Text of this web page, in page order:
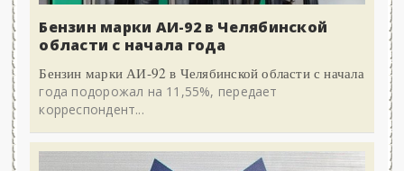
Бензин марки АИ-92 в Челябинской
области с начала года
Бензин марки АИ-92 в Челябинской области с начала
года подорожал на 11,55%, передает
корреспондент...